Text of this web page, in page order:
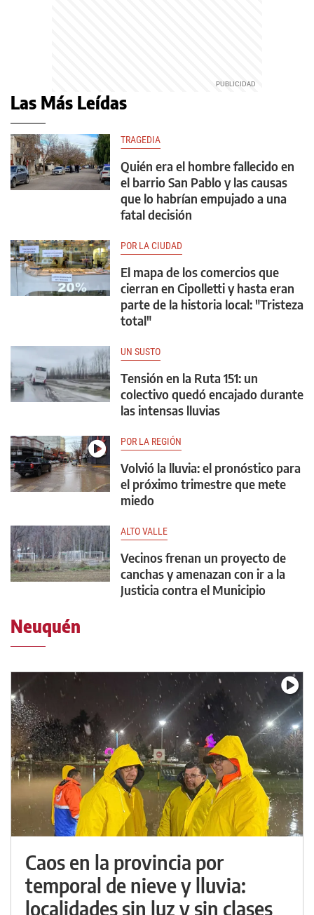
Las Más Leídas
TRAGEDIA
Quién era el hombre fallecido en
el barrio San Pablo y las causas
que lo habrían empujado a una
fatal decisión
POR LA CIUDAD
El mapa de los comercios que
cierran en Cipolletti y hasta eran
parte de la historia local: "Tristeza
total"
UN SUSTO
Tensión en la Ruta 151: un
colectivo quedó encajado durante
las intensas lluvias
POR LA REGIÓN
Volvió la lluvia: el pronóstico para
el próximo trimestre que mete
miedo
ALTO VALLE
Vecinos frenan un proyecto de
canchas y amenazan con ir a la
Justicia contra el Municipio
Neuquén
Caos en la provincia por
temporal de nieve y lluvia:
localidades sin luz y sin clases